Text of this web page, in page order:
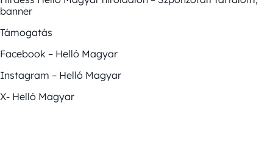
banner
Támogatás
Facebook – Helló Magyar
Instagram – Helló Magyar
X- Helló Magyar